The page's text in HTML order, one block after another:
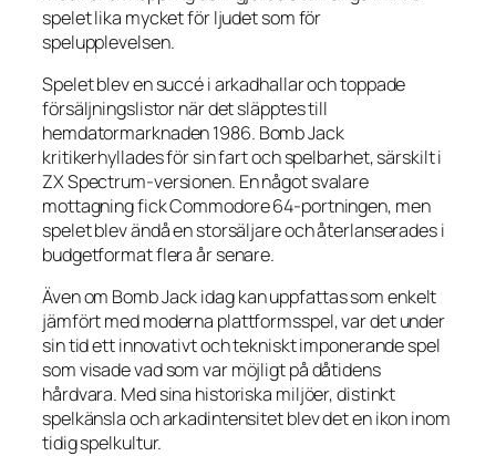
spelet lika mycket för ljudet som för
spelupplevelsen.
Spelet blev en succé i arkadhallar och toppade
försäljningslistor när det släpptes till
hemdatormarknaden 1986. Bomb Jack
kritikerhyllades för sin fart och spelbarhet, särskilt i
ZX Spectrum-versionen. En något svalare
mottagning fick Commodore 64-portningen, men
spelet blev ändå en storsäljare och återlanserades i
budgetformat flera år senare.
Även om Bomb Jackidag kan uppfattas som enkelt
jämfört med moderna plattformsspel, var det under
sin tid ett innovativt och tekniskt imponerande spel
som visade vad som var möjligt på dåtidens
hårdvara. Med sina historiska miljöer, distinkt
spelkänsla och arkadintensitet blev det en ikon inom
tidig spelkultur.